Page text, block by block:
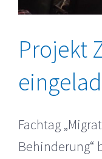
Projekt
Fachtag
Behinderung“